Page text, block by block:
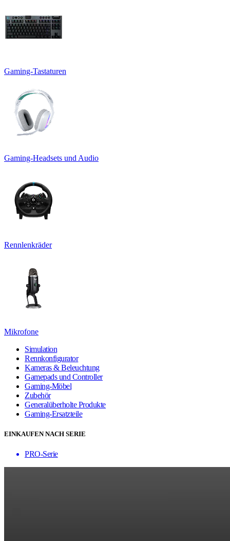
Gaming-Tastaturen
Gaming-Headsets und Audio
Rennlenkräder
Mikrofone
Simulation
Rennkonfigurator
Kameras & Beleuchtung
Gamepads und Controller
Gaming-Möbel
Zubehör
Generalüberholte Produkte
Gaming-Ersatzteile
EINKAUFEN NACH SERIE
PRO-Serie